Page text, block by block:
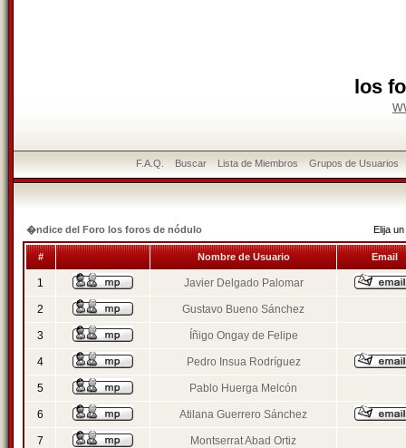
los
F.A.Q. Buscar Lista de Miembros Grupos de Usuarios
�ndice del Foro los foros de nódulo Elija
# Nombre de Usuario Email
1 Javier Delgado Palomar
2 Gustavo Bueno Sánchez
3 Íñigo Ongay de Felipe
4 Pedro Insua Rodríguez
5 Pablo Huerga Melcón
6 Atilana Guerrero Sánchez
7 Montserrat Abad Ortiz